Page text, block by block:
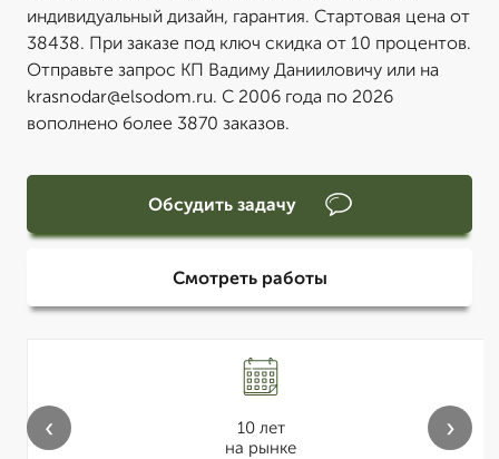
индивидуальный дизайн, гарантия. Стартовая цена от
38438. При заказе под ключ скидка от 10 процентов.
Отправьте запрос КП Вадиму Данииловичу или на
krasnodar@elsodom.ru. С 2006 года по 2026
вополнено более 3870 заказов.
Обсудить задачу
Смотреть работы
10 лет
на рынке
‹ ›